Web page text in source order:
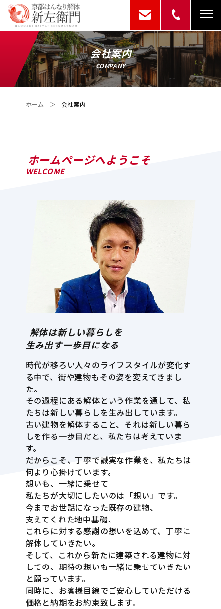
会社案内
COMPANY
ホーム ＞ 会社案内
ホームページへようこそ
WELCOME
解体は新しい暮らしを
生み出す一歩目になる
時代が移ろい人々のライフスタイルが変化す
る中で、街や建物もその姿を変えてきまし
た。
その過程にある解体という作業を通して、私
たちは新しい暮らしを生み出しています。
古い建物を解体すること、それは新しい暮ら
しを作る一歩目だと、私たちは考えていま
す。
だからこそ、丁寧で誠実な作業を、私たちは
何より心掛けています。
想いも、一緒に乗せて
私たちが大切にしたいのは「想い」です。
今までお世話になった既存の建物、
支えてくれた地中基礎、
これらに対する感謝の想いを込めて、丁寧に
解体していきたい。
そして、これから新たに建築される建物に対
しての、期待の想いも一緒に乗せていきたい
と願っています。
同時に、お客様目線でご安心していただける
価格と納期をお約束致します。